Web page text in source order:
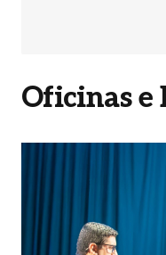
Oficinas e